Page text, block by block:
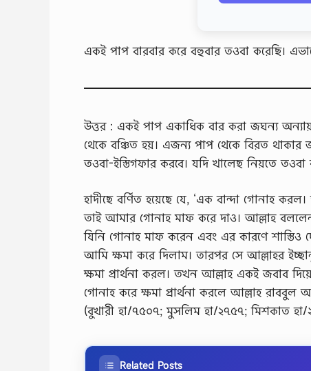
একই পাপ বারবার করে বহুবার তওবা করেছি।
উত্তর : একই পাপ একাধিক বার করা জঘন্য
থেকে বঞ্চিত হয়। এজন্য পাপ থেকে বিরত থাকার
তওবা-ইস্তিগফার করবে। যদি খালেছ নিয়তে
হাদীছে বর্ণিত হয়েছে যে, ‘এক বান্দা গোনাহ
তাই আমার গোনাহ মাফ করে দাও। আল্লাহ
যিনি গোনাহ মাফ করেন এবং এর কারণে শাস্তিও
আমি ক্ষমা করে দিলাম। তারপর সে আল্লাহর
ক্ষমা প্রার্থনা করল। তখন আল্লাহ একই জবাব
গোনাহ করে ক্ষমা প্রার্থনা করলে আল্লাহ
(বুখারী হা/৭৫০৭; মুসলিম হা/২৭৫৭; মিশকাত
Related Posts